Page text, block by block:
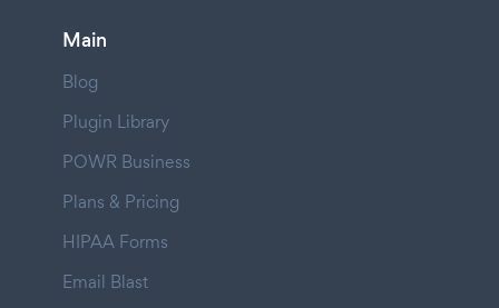
Main
Blog
Plugin Library
POWR Business
Plans & Pricing
HIPAA Forms
Email Blast